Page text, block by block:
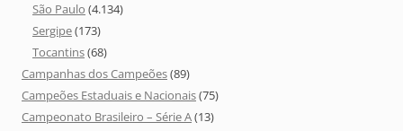
São Paulo (4.134)
Sergipe(173)
Tocantins(68)
Campanhas dos Campeões(89)
Campeões Estaduais e Nacionais(75)
Campeonato Brasileiro – Série A(13)